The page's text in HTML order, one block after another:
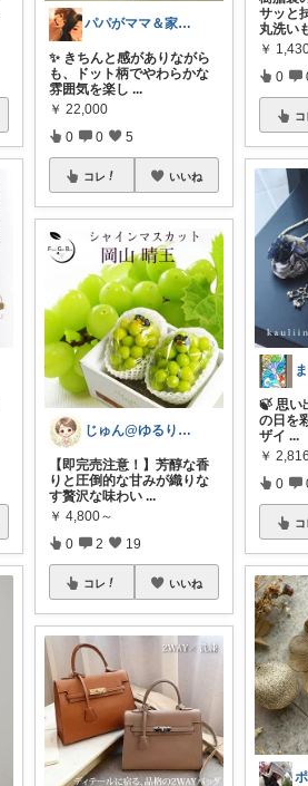
パパがママ＆家族の笑顔の為に選ぶ品😆
✨ きちんと感がありながら
も、ドット柄でやわらかな
雰囲気を楽し ...
￥ 22,000
0 0 5
コレ いいね
じゅん@ゆるりと無添加ライフで健康習慣
【即完売注意！】芳醇な香
りと圧倒的な甘みが織りな
す贅沢な味わい ...
￥ 4,800～
0 2 19
コレ いいね
サッと
丸洗い
￥
0
コ
🍃 思い
の日を
ザイ ...
￥ 2,816
0
コ